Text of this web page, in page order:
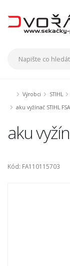
Výrobci STIHL
aku vyžínač STIHL
aku
Kód: FA110115703